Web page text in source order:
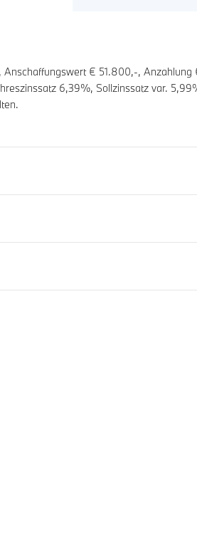
Anschaffungswert € 51.800,-, Anzahlung
6,39%, Sollzinssatz var. 5,99